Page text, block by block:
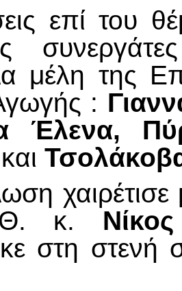
επί του
μέλη της
:
Έλενα,
και
χαιρέτισε
κ.
στη στενή